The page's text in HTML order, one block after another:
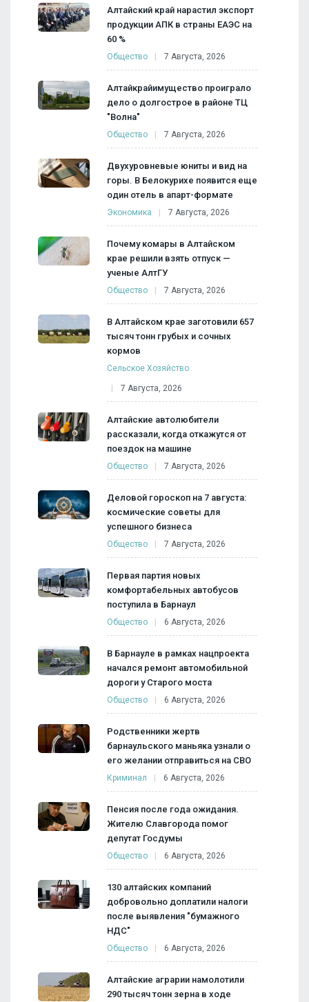
Алтайский край нарастил экспорт
продукции АПК в страны ЕАЭС на
60 %
Общество 7 Августа, 2026
Алтайкрайимущество проиграло
дело о долгострое в районе ТЦ
"Волна"
Общество 7 Августа, 2026
Двухуровневые юниты и вид на
горы. В Белокурихе появится еще
один отель в апарт-формате
Экономика 7 Августа, 2026
Почему комары в Алтайском
крае решили взять отпуск —
ученые АлтГУ
Общество 7 Августа, 2026
В Алтайском крае заготовили 657
тысяч тонн грубых и сочных
кормов
Сельское Хозяйство
7 Августа, 2026
Алтайские автолюбители
рассказали, когда откажутся от
поездок на машине
Общество 7 Августа, 2026
Деловой гороскоп на 7 августа:
космические советы для
успешного бизнеса
Общество 7 Августа, 2026
Первая партия новых
комфортабельных автобусов
поступила в Барнаул
Общество 6 Августа, 2026
В Барнауле в рамках нацпроекта
начался ремонт автомобильной
дороги у Старого моста
Общество 6 Августа, 2026
Родственники жертв
барнаульского маньяка узнали о
его желании отправиться на СВО
Криминал 6 Августа, 2026
Пенсия после года ожидания.
Жителю Славгорода помог
депутат Госдумы
Общество 6 Августа, 2026
130 алтайских компаний
добровольно доплатили налоги
после выявления "бумажного
НДС"
Общество 6 Августа, 2026
Алтайские аграрии намолотили
290 тысяч тонн зерна в ходе